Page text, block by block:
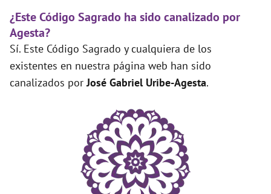
¿Este Código Sagrado ha sido canalizado por
Agesta?
Sí. Este Código Sagrado y cualquiera de los
existentes en nuestra página web han sido
canalizados porJosé Gabriel Uribe-Agesta.